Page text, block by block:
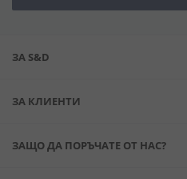
ЗА S&D
ЗА КЛИЕНТИ
ЗАЩО ДА ПОРЪЧАТЕ ОТ НАС?